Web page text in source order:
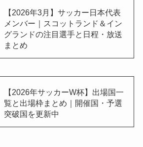
【2026年3月】サッカー日本代表
メンバー｜スコットランド＆イン
グランドの注目選手と日程・放送
まとめ
【2026年サッカーW杯】出場国一
覧と出場枠まとめ｜開催国・予選
突破国を更新中